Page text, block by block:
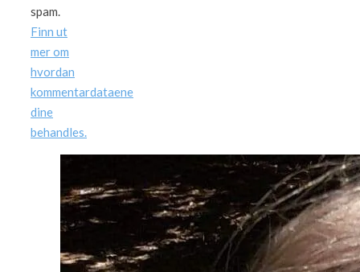
spam.
Finn ut
mer om
hvordan
kommentardataene
dine
behandles.